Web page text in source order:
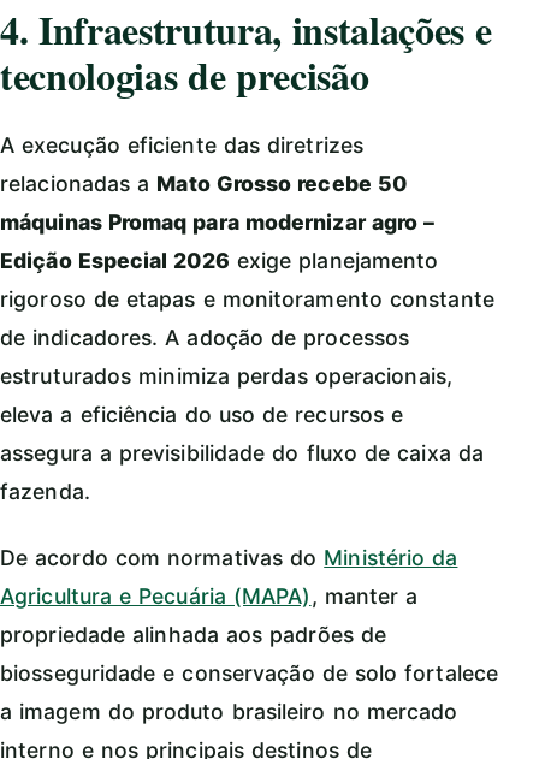
4. Infraestrutura, instalações e
tecnologias de precisão
A execução eficiente das diretrizes
relacionadas a Mato Grosso recebe 50
máquinas Promaq para modernizar agro –
Edição Especial 2026 exige planejamento
rigoroso de etapas e monitoramento constante
de indicadores. A adoção de processos
estruturados minimiza perdas operacionais,
eleva a eficiência do uso de recursos e
assegura a previsibilidade do fluxo de caixa da
fazenda.
De acordo com normativas do Ministério da
Agricultura e Pecuária (MAPA), manter a
propriedade alinhada aos padrões de
biosseguridade e conservação de solo fortalece
a imagem do produto brasileiro no mercado
interno e nos principais destinos de